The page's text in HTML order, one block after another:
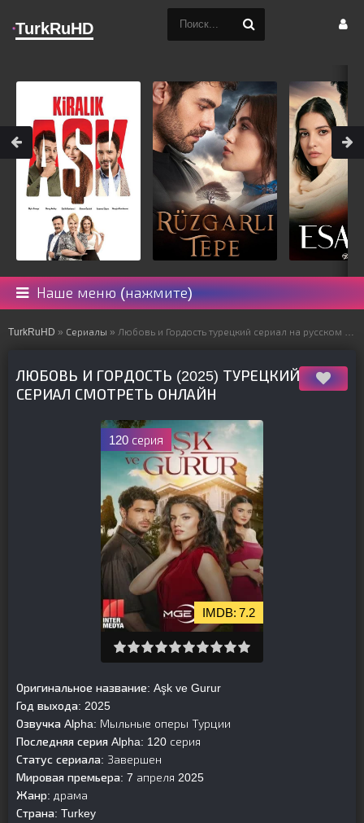
Наше меню (нажмите)
TurkRuHD » Сериалы » Любовь и Гордость турецкий сериал на русском языке все серии смотреть онлайн бесплатно подряд
ЛЮБОВЬ И ГОРДОСТЬ (2025) ТУРЕЦКИЙ
СЕРИАЛ СМОТРЕТЬ ОНЛАЙН
120 серия
7.2
Оригинальное название: Aşk ve Gurur
Год выхода: 2025
Озвучка Alpha: Мыльные оперы Турции
Последняя серия Alpha: 120 серия
Статус сериала: Завершен
Мировая премьера: 7 апреля 2025
Жанр: драма
Страна: Turkey
TurkRuHD